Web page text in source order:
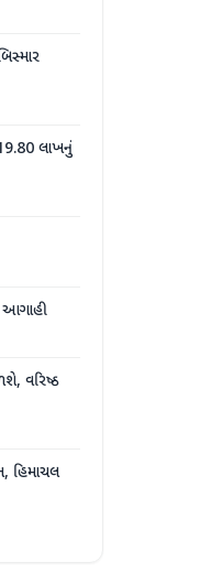
લાખનું
આગાહી
વરિષ્ઠ
હિમાચલ